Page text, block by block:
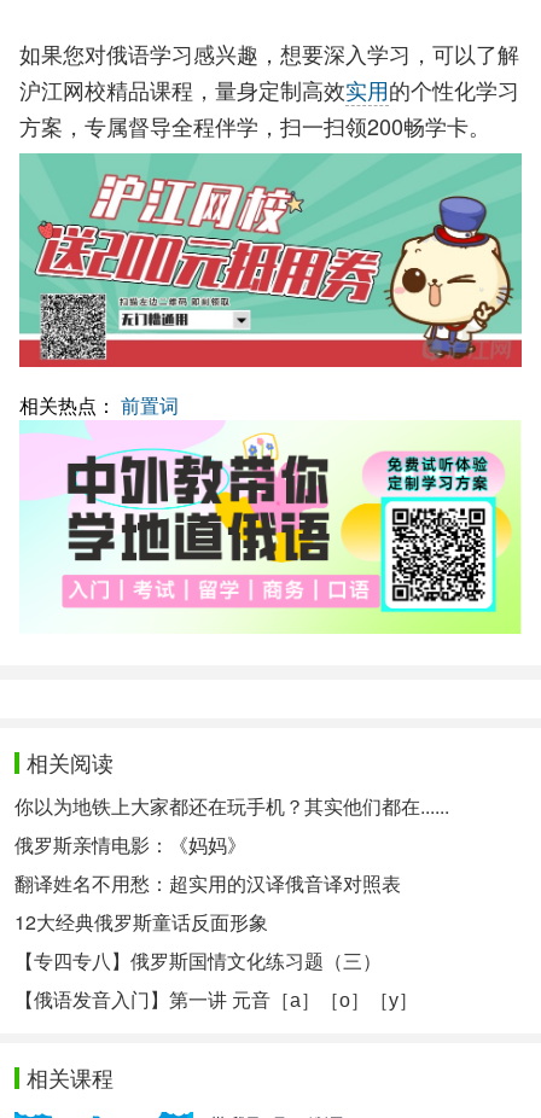
如果您对俄语学习感兴趣，想要深入学习，可以了解
沪江网校精品课程，量身定制高效实用的个性化学习
方案，专属督导全程伴学，扫一扫领200畅学卡。
相关热点： 前置词
相关阅读
你以为地铁上大家都还在玩手机？其实他们都在......
俄罗斯亲情电影：《妈妈》
翻译姓名不用愁：超实用的汉译俄音译对照表
12大经典俄罗斯童话反面形象
【专四专八】俄罗斯国情文化练习题（三）
【俄语发音入门】第一讲 元音［а］［о］［у］
相关课程